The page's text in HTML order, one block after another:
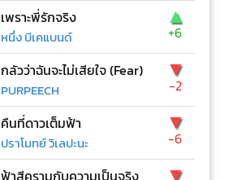
เพราะพี่รักจริง
หนึ่ง บีเคแบนด์
▲
+6
กลัวว่าฉันจะไม่เสียใจ (Fear)
PURPEECH
▼
-2
คืนที่ดาวเต็มฟ้า
ปราโมทย์ วิเลปะนะ
▼
-6